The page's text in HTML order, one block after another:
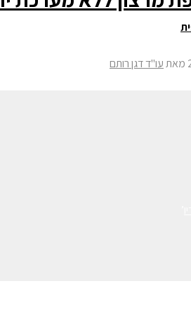
מאתעו"ד דגן רותם